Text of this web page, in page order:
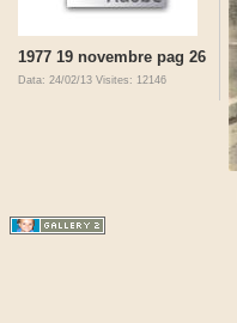
1977 19 novembre pag 26
Data: 24/02/13 Visites: 12146